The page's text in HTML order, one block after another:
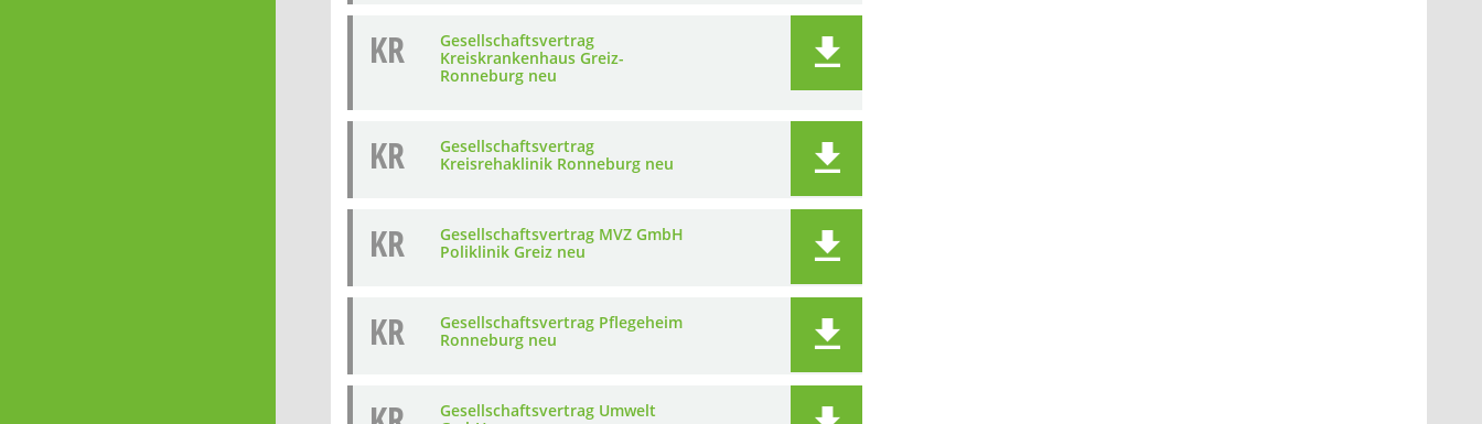
KR
Gesellschaftsvertrag
Kreiskrankenhaus Greiz-
Ronneburg neu
KR
Gesellschaftsvertrag
Kreisrehaklinik Ronneburg neu
KR
Gesellschaftsvertrag MVZ GmbH
Poliklinik Greiz neu
KR
Gesellschaftsvertrag Pflegeheim
Ronneburg neu
Gesellschaftsvertrag Umwelt